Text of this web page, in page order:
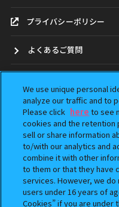
プライバシーポリシー
よくあるご質問
ガシャポンどこ？
アンケート
ウェブアクセシビリティ
Do Not Sell or Share
We use unique personal
analyze our traffic and to
Please click here to see
cookies and the retention
sell or share information
to/with our analytics and
combine it with other
to them or that they have
services. However, we
users under 16 years of
Cookies” if you are under